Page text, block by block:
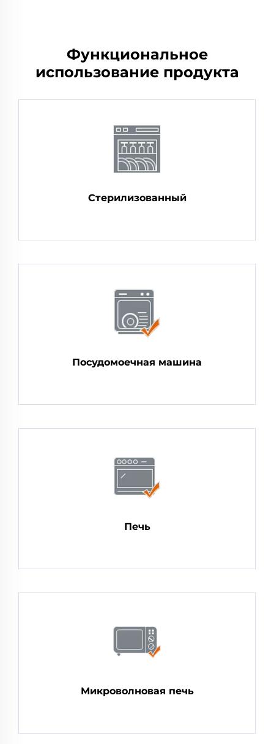
Функциональное
использование продукта
Стерилизованный
Посудомоечная машина
Печь
Микроволновая печь